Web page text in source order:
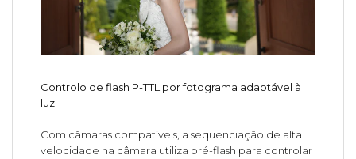
Controlo de flash P-TTL por fotograma adaptável à
luz
Com câmaras compatíveis, a sequenciação de alta
velocidade na câmara utiliza pré-flash para controlar